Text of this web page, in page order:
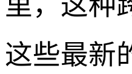
这些最新